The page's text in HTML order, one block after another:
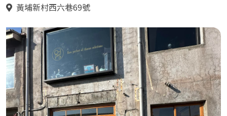
地黃埔新村西六巷69號